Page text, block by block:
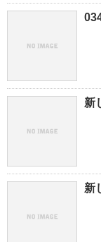
新
新